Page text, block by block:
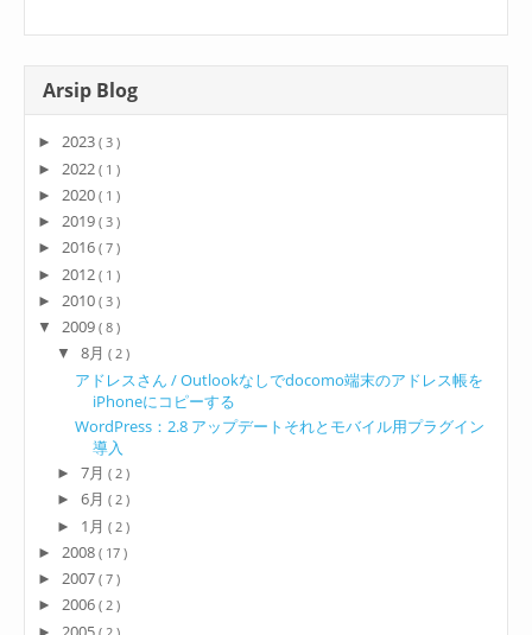
Arsip Blog
► 2023 ( 3 )
► 2022 ( 1 )
► 2020 ( 1 )
► 2019 ( 3 )
► 2016 ( 7 )
► 2012 ( 1 )
► 2010 ( 3 )
▼ 2009 ( 8 )
▼ 8月 ( 2 )
アドレスさん / Outlookなしでdocomo端末のアドレス帳を
iPhoneにコピーする
WordPress：2.8 アップデートそれとモバイル用プラグイン
導入
► 7月 ( 2 )
► 6月 ( 2 )
► 1月 ( 2 )
► 2008 ( 17 )
► 2007 ( 7 )
► 2006 ( 2 )
►
( 2 )